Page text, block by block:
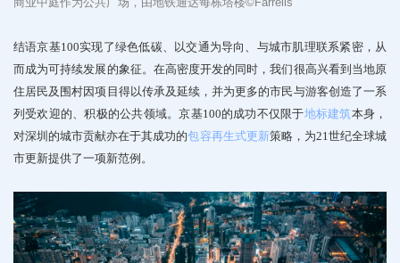
结语京基100实现了绿色低碳、以交通为导向、与城市肌理联系紧密，从
而成为可持续发展的象征。在高密度开发的同时，我们很高兴看到当地原
住居民及围村因项目得以传承及延续，并为更多的市民与游客创造了一系
列受欢迎的、积极的公共领域。京基100的成功不仅限于地标建筑本身，
对深圳的城市贡献亦在于其成功的包容再生式更新策略，为21世纪全球城
市更新提供了一项新范例。